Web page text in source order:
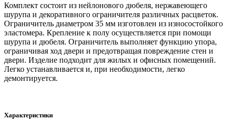
Комплект состоит из нейлонового дюбеля, нержавеющего
шурупа и декоративного ограничителя различных расцветок.
Ограничитель диаметром 35 мм изготовлен из износостойкого
эластомера. Крепление к полу осуществляется при помощи
шурупа и дюбеля. Ограничитель выполняет функцию упора,
ограничивая ход двери и предотвращая повреждение стен и
двери. Изделие подходит для жилых и офисных помещений.
Легко устанавливается и, при необходимости, легко
демонтируется.
Характеристики